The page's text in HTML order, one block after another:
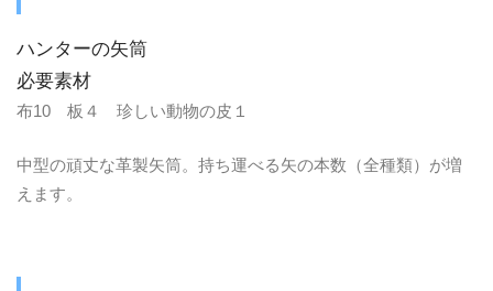
ハンターの矢筒
必要素材
布10 板４ 珍しい動物の皮１
中型の頑丈な革製矢筒。持ち運べる矢の本数（全種類）が増
えます。